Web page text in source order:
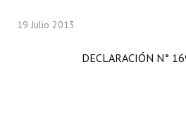
Comisiones Especiales
19 Julio 2013
DECLARACIÓN N°